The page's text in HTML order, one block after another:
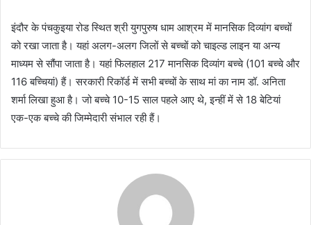
इंदौर के पंचकुइया रोड स्थित श्री युगपुरुष धाम आश्रम में मानसिक दिव्यांग बच्चों
को रखा जाता है। यहां अलग-अलग जिलों से बच्चों को चाइल्ड लाइन या अन्य
माध्यम से सौंपा जाता है। यहां फिलहाल 217 मानसिक दिव्यांग बच्चे (101 बच्चे और
116 बच्चियां) हैं। सरकारी रिकॉर्ड में सभी बच्चों के साथ मां का नाम डॉ. अनिता
शर्मा लिखा हुआ है। जो बच्चे 10-15 साल पहले आए थे, इन्हीं में से 18 बेटियां
एक-एक बच्चे की जिम्मेदारी संभाल रही हैं।